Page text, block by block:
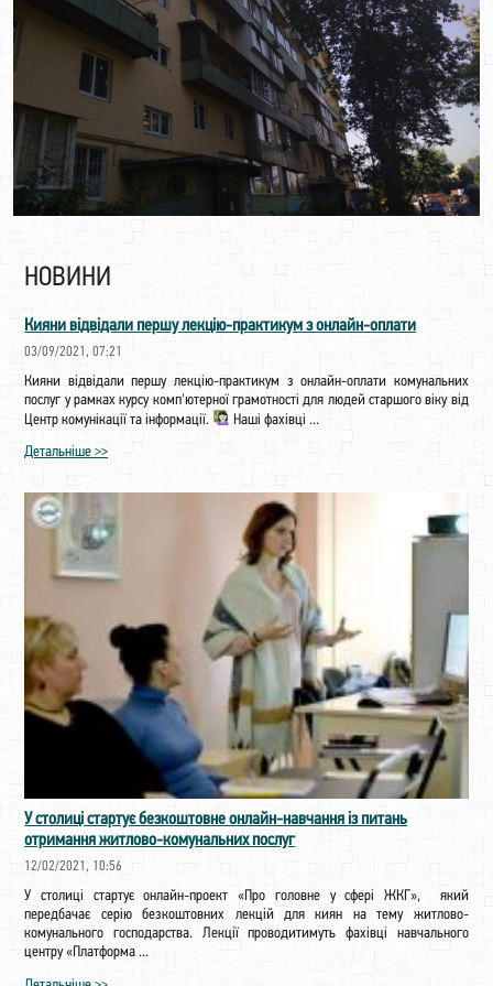
НОВИНИ
Кияни відвідали першу лекцію-практикум з онлайн-оплати
03/09/2021, 07:21
Кияни відвідали першу лекцію-практикум з онлайн-оплати комунальних
послуг у рамках курсу комп'ютерної грамотності для людей старшого віку від
Центр комунікації та інформації.
Наші фахівці ...
Детальніше >>
У столиці стартує безкоштовне онлайн-навчання із питань
отримання житлово-комунальних послуг
12/02/2021, 10:56
У столиці стартує онлайн-проект «Про головне у сфері ЖКГ», який
передбачає серію безкоштовних лекцій для киян на тему житлово-
комунального господарства. Лекції проводитимуть фахівці навчального
центру «Платформа ...